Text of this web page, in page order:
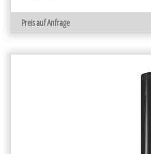
Preis auf Anfrage